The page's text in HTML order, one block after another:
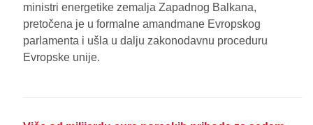
ministri energetike zemalja Zapadnog Balkana,
pretočena je u formalne amandmane Evropskog
parlamenta i ušla u dalju zakonodavnu proceduru
Evropske unije.